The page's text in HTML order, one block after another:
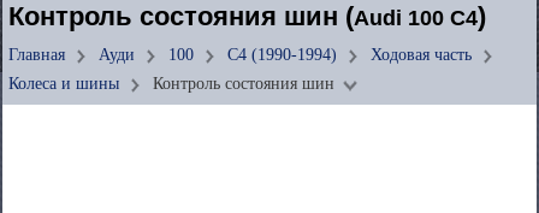
Контроль состояния шин (Audi 100 C4)
Главная Ауди 100 C4 (1990-1994)
Ходовая часть
Колеса и шины
Контроль состояния шин